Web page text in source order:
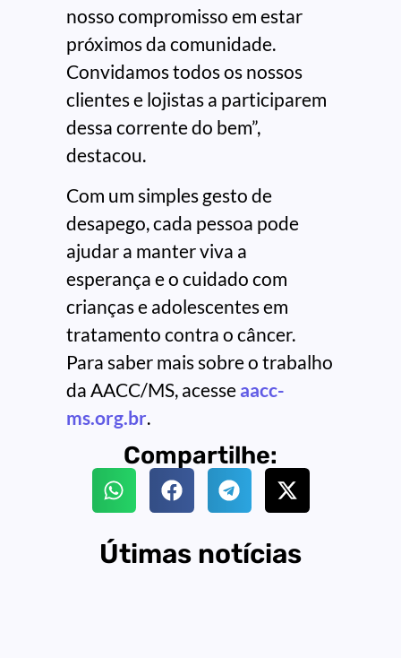
nosso compromisso em estar
próximos da comunidade.
Convidamos todos os nossos
clientes e lojistas a participarem
dessa corrente do bem”,
destacou.
Com um simples gesto de
desapego, cada pessoa pode
ajudar a manter viva a
esperança e o cuidado com
crianças e adolescentes em
tratamento contra o câncer.
Para saber mais sobre o trabalho
da AACC/MS, acesse aacc-
ms.org.br.
Compartilhe:
Útimas notícias